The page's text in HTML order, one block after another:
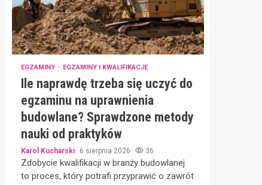
EGZAMINY EGZAMINY I KWALIFIKACJE
Ile naprawdę trzeba się uczyć do
egzaminu na uprawnienia
budowlane? Sprawdzone metody
nauki od praktyków
Karol Kucharski 6 sierpnia 2026 36
Zdobycie kwalifikacji w branży budowlanej
to proces, który potrafi przyprawić o zawrót